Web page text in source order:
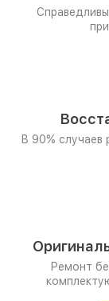
В 90% случаев
Ремонт